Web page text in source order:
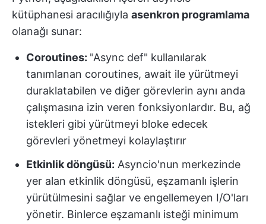
kütüphanesi aracılığıyla asenkron programlama
olanağı sunar:
Coroutines: "Async def" kullanılarak
tanımlanan coroutines, await ile yürütmeyi
duraklatabilen ve diğer görevlerin aynı anda
çalışmasına izin veren fonksiyonlardır. Bu, ağ
istekleri gibi yürütmeyi bloke edecek
görevleri yönetmeyi kolaylaştırır
Etkinlik döngüsü: Asyncio'nun merkezinde
yer alan etkinlik döngüsü, eşzamanlı işlerin
yürütülmesini sağlar ve engellemeyen I/O'ları
yönetir. Binlerce eşzamanlı isteği minimum